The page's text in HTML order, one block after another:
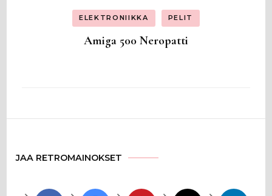
ELEKTRONIIKKA PELIT
Amiga 500 Neropatti
JAA RETROMAINOKSET